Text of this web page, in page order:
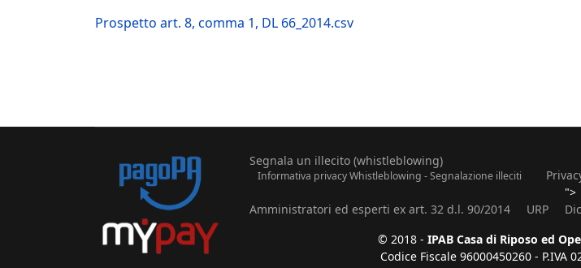
Prospetto art. 8, comma 1, DL 66_2014.csv
Segnala un illecito (whistleblowing)
Informativa privacy Whistleblowing - Segnalazione illeciti
Amministratori ed esperti ex art. 32 d.l. 90/2014 URP
">
© 2018 - IPAB Casa di Riposo ed
Codice Fiscale 96000450260 - P.IVA